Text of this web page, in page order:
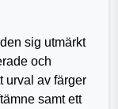
sig utmärkt
och
urval av färger
samt ett